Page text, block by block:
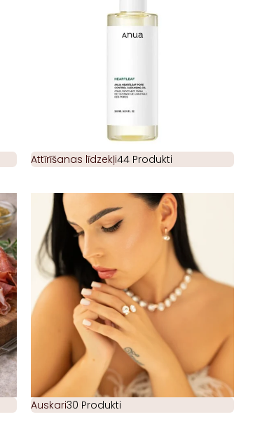
Attīrīšanas līdzekļi44 Produkti
Auskari30 Produkti